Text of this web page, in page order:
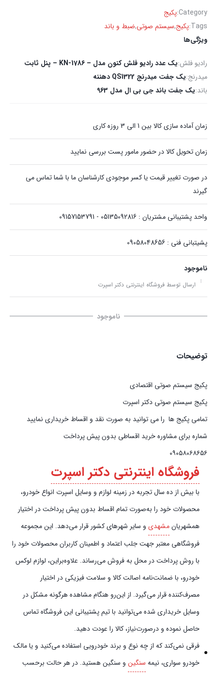
Category:پکیج
Tags: پکیج,سیستم صوتی,ضبط و باند
ویژگی‌ها
رادیو فلش:یک عدد رادیو فلش کنون مدل – KN-1786 – پنل ثابت
میدرنج:یک جفت میدرنج QS1322 دهننه
باند:یک جفت باند جی بی ال مدل 963
زمان آماده سازی کالا بین 1 الی 3 روزه کاری
زمان تحویل کالا در حضور مامور پست بررسی نمایید
در صورت تغییر قیمت یا کسر موجودی کارشناسان ما با شما تماس می
گیرند
واحد پشتیبانی مشتریان : 05135092816 - 09157153791
پشیتبانی فنی : 09058048656
ناموجود
ارسال توسط فروشگاه اینترنتی دکتر اسپرت
ناموجود
توضیحات
پکیج سیستم صوتی اقتصادی
پکیج سیستم صوتی دکتر اسپرت
تمامی پکیج ها را می توانید به صورت نقد و اقساط خریداری نمایید
شماره برای مشاوره خرید اقساطی بدون پیش پرداخت
۰۹۰۵۸۰۶۸۶۵۶
فروشگاه اینترنتی دکتر اسپرت
با بیش از ده سال تجربه در زمینه لوازم و وسایل اسپرت انواع خودرو،
محصولات خود را به‌صورت تمام اقساط بدون پیش‌‎ پرداخت در اختیار
همشهریانمشهدی و سایر شهرهای کشور قرار می‌دهد. این مجموعه
فروشگاهی معتبر جهت جلب اعتماد و اطمینان کاربران محصولات خود را
با روش پرداخت در محل به فروش می‌رساند. علاوه‌بر‌این، لوازم لوکس
خودرو، با ضمانت‌نامه اصالت کالا و سلامت فیزیکی در اختیار
مصرف‌کننده قرار می‌گیرد. از این‌رو هنگام مشاهده هرگونه مشکل در
وسایل خریداری شده می‌توانید با تیم پشتیبانی این فروشگاه تماس
حاصل نموده و در‌صورت‌نیاز، کالا را عودت دهید.
فرقی نمی‌کند که از چه نوع و برند خودرویی استفاده می‌کنید و یا مالک
خودرو سواری، نیمه سنگین و سنگین هستید. در هر حالت برحسب